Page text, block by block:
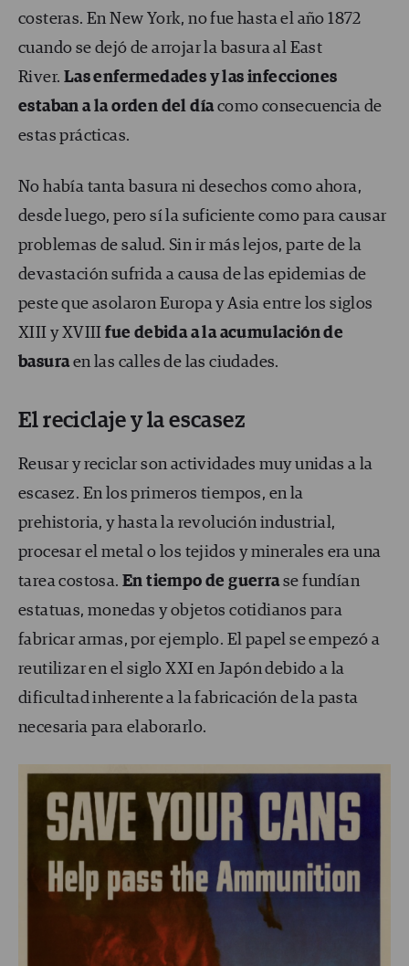
costeras. En New York, no fue hasta el año 1872
cuando se dejó de arrojar la basura al East
River. Las enfermedades y las infecciones
estaban a la orden del díacomo consecuencia de
estas prácticas.
No había tanta basura ni desechos como ahora,
desde luego, pero sí la suficiente como para causar
problemas de salud. Sin ir más lejos, parte de la
devastación sufrida a causa de las epidemias de
peste que asolaron Europa y Asia entre los siglos
XIII y XVIIIfue debida a la acumulación de
basuraen las calles de las ciudades.
El reciclaje y la escasez
Reusar y reciclar son actividades muy unidas a la
escasez. En los primeros tiempos, en la
prehistoria, y hasta la revolución industrial,
procesar el metal o los tejidos y minerales era una
tarea costosa.En tiempo de guerrase fundían
estatuas, monedas y objetos cotidianos para
fabricar armas, por ejemplo. El papel se empezó a
reutilizar en el siglo XXI en Japón debido a la
dificultad inherente a la fabricación de la pasta
necesaria para elaborarlo.